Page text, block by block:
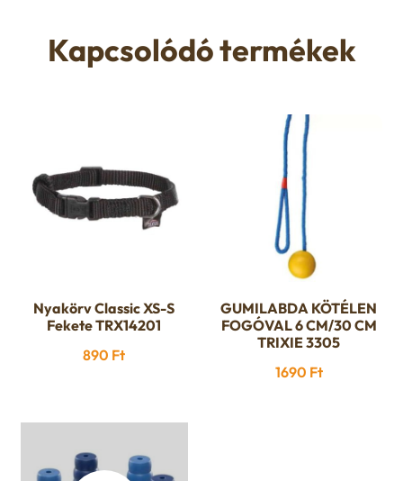
Kapcsolódó termékek
Nyakörv Classic XS-S
Fekete TRX14201
890 Ft
GUMILABDA KÖTÉLEN
FOGÓVAL 6 CM/30 CM
TRIXIE 3305
1690 Ft